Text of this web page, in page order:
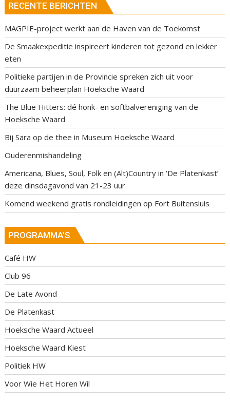
RECENTE BERICHTEN
MAGPIE-project werkt aan de Haven van de Toekomst
De Smaakexpeditie inspireert kinderen tot gezond en lekker
eten
Politieke partijen in de Provincie spreken zich uit voor
duurzaam beheerplan Hoeksche Waard
The Blue Hitters: dé honk- en softbalvereniging van de
Hoeksche Waard
Bij Sara op de thee in Museum Hoeksche Waard
Ouderenmishandeling
Americana, Blues, Soul, Folk en (Alt)Country in ‘De Platenkast’
deze dinsdagavond van 21-23 uur
Komend weekend gratis rondleidingen op Fort Buitensluis
PROGRAMMA’S
Café HW
Club 96
De Late Avond
De Platenkast
Hoeksche Waard Actueel
Hoeksche Waard Kiest
Politiek HW
Voor Wie Het Horen Wil